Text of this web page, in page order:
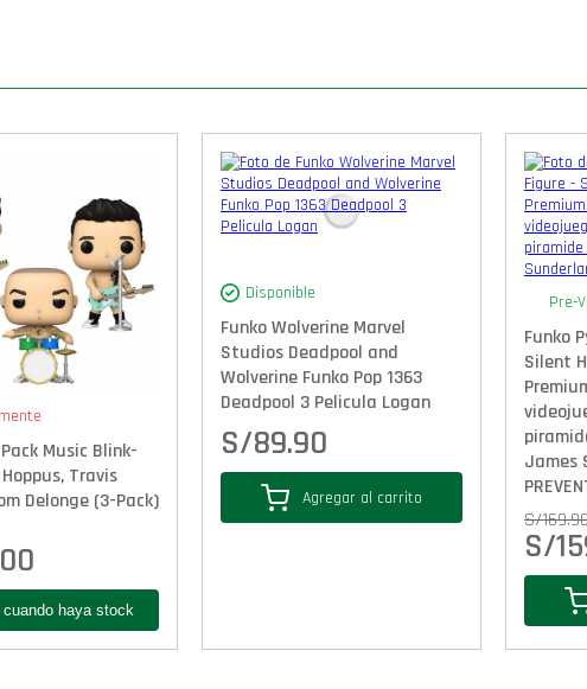
Music Blink-
Travis
Delonge (3-Pack)
Disponible
Funko Wolverine Marvel
Studios Deadpool and
Wolverine Funko Pop 1363
Deadpool 3 Pelicula Logan
S/89.90
Agregar al carrito
Pre-
Funko
Silent
James
S/
S/